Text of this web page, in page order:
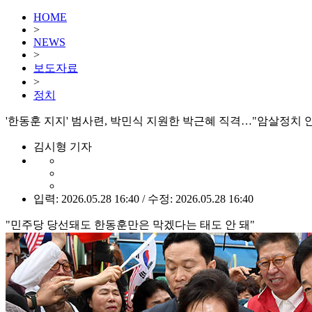
HOME
>
NEWS
>
보도자료
>
정치
'한동훈 지지' 범사련, 박민식 지원한 박근혜 직격…"암살정치
김시형 기자
입력: 2026.05.28 16:40 / 수정: 2026.05.28 16:40
"민주당 당선돼도 한동훈만은 막겠다는 태도 안 돼"